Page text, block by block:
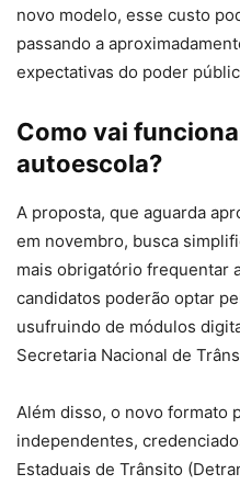
novo modelo, esse custo
passando a
expectativas do poder
Como vai
autoescola?
A proposta, que aguarda
em novembro, busca
mais obrigatório frequentar
candidatos poderão optar
usufruindo de módulos
Secretaria Nacional de
Além disso, o novo formato
independentes,
Estaduais de Trânsito